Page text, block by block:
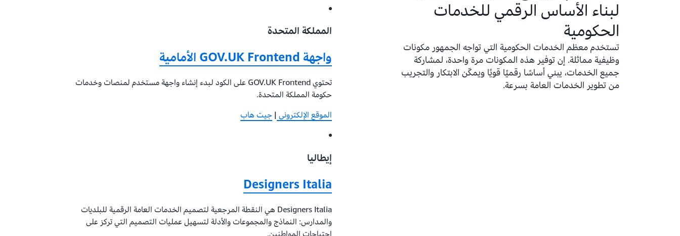
لبناء الأساس الرقمي للخدمات
الحكومية
تستخدم معظم الخدمات الحكومية التي تواجه الجمهور مكونات
وظيفية مماثلة. إن توفير هذه المكونات مرة واحدة، لمشاركة
جميع الخدمات، يبني أساسًا رقميًا قويًا ويمكّن الابتكار والتجريب
من تطوير الخدمات العامة بسرعة.
المملكة المتحدة
واجهة GOV.UK Frontend الأمامية
تحتوي GOV.UK Frontend على الكود لبدء إنشاء واجهة مستخدم لمنصات وخدمات
حكومة المملكة المتحدة.
الموقع الإلكتروني | جيت هاب
إيطاليا
Designers Italia
Designers Italia هي النقطة المرجعية لتصميم الخدمات العامة الرقمية للبلديات
والمدارس: النماذج والمجموعات والأدلة لتسهيل عمليات التصميم التي تركز على